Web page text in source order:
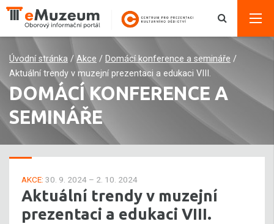
Úvodní stránka / Akce / Domácí konference a semináře /
Aktuální trendy v muzejní prezentaci a edukaci VIII.
DOMÁCÍ KONFERENCE A
SEMINÁŘE
AKCE: 30. 9. 2024 – 2. 10. 2024
Aktuální trendy v muzejní
prezentaci a edukaci VIII.